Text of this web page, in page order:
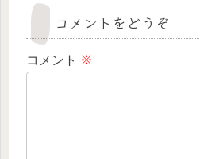
コメントをどうぞ
コメント ※